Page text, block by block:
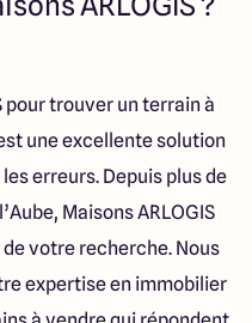
pour trouver un terrain à
une excellente solution
erreurs. Depuis plus de
Maisons ARLOGIS
votre recherche. Nous
expertise en immobilier